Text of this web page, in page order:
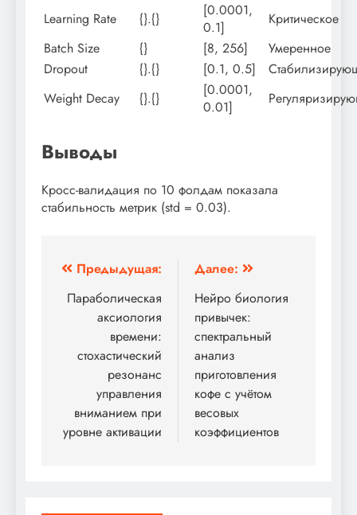
Learning Rate
{}.{}
[0.0001,
0.1]
Критическое
Batch Size
{} [8, 256]
Умеренное
Dropout
{}.{} [0.1, 0.5]
Weight Decay
{}.{}
[0.0001,
0.01]
Выводы
Кросс-валидация по 10 фолдам показала
стабильность метрик (std = 0.03).
Навигация
по
записям
Предыдущая:
Параболическая
аксиология
времени:
стохастический
резонанс
управления
вниманием при
уровне активации
Далее:
Нейро биология
привычек:
спектральный
анализ
приготовления
кофе с учётом
весовых
коэффициентов